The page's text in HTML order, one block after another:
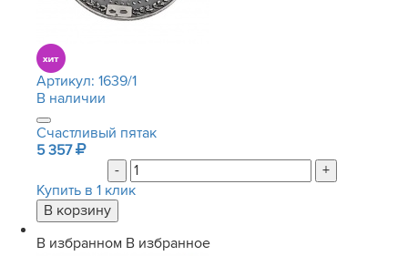
Артикул: 1639/1
В наличии
Счастливый пятак
5 357
-
+
Купить в 1 клик
В избранном В избранное